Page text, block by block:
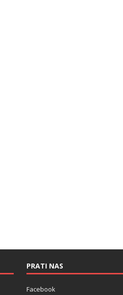
PRATI NAS
Facebook